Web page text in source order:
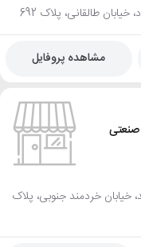
مشاهده پروفایل
زند، خیابان خردمند جنوبی، پلاک